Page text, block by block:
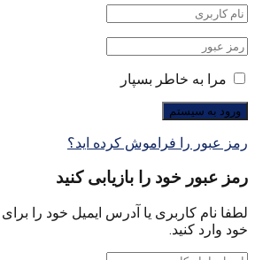
مرا به خاطر بسپار
رمز عبور را فراموش کرده اید؟
رمز عبور خود را بازیابی کنید
لطفا نام کاربری یا آدرس ایمیل خود را
خود وارد کنید.